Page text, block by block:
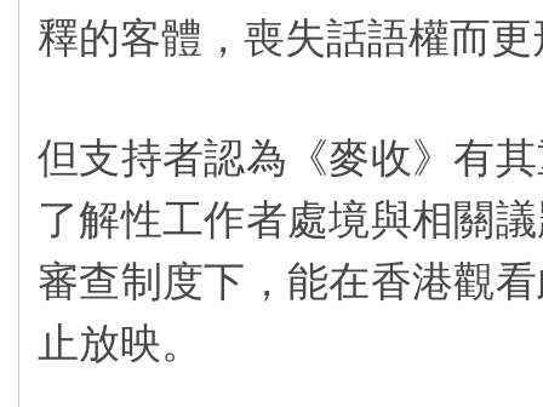
釋的客體，喪失話語權而
但支持者認為《麥收》有
了解性工作者處境與相關
審查制度下，能在香港觀
止放映。